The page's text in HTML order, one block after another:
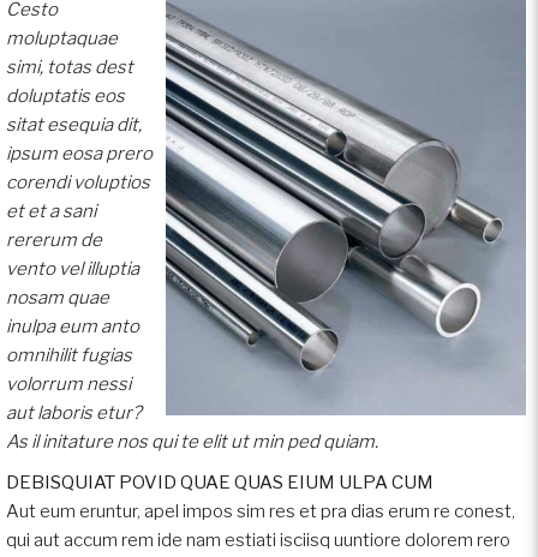
Cesto
moluptaquae
simi, totas dest
doluptatis eos
sitat esequia dit,
ipsum eosa prero
corendi voluptios
et et a sani
rererum de
vento vel illuptia
nosam quae
inulpa eum anto
omnihilit fugias
volorrum nessi
aut laboris etur?
As il initature nos qui te elit ut min ped quiam.
DEBISQUIAT POVID QUAE QUAS EIUM ULPA CUM
Aut eum eruntur, apel impos sim res et pra dias erum re conest,
qui aut accum rem ide nam estiati isciisq uuntiore dolorem rero